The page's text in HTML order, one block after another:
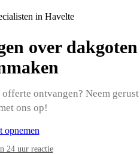
over dakgoten
ontvangen? Neem gerust
ons op!
opnemen
24 uur reactie